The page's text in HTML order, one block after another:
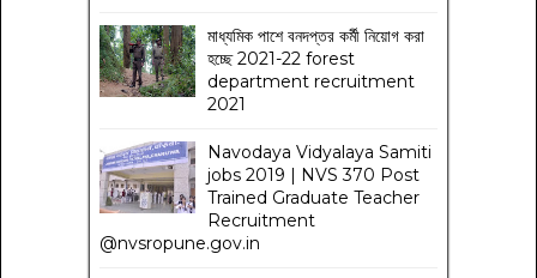
মাধ্যমিক পাশে বনদপ্তর কর্মী নিয়োগ করা
হচ্ছে 2021-22 forest
department recruitment
2021
Navodaya Vidyalaya Samiti
jobs 2019 | NVS 370 Post
Trained Graduate Teacher
Recruitment
@nvsropune.gov.in